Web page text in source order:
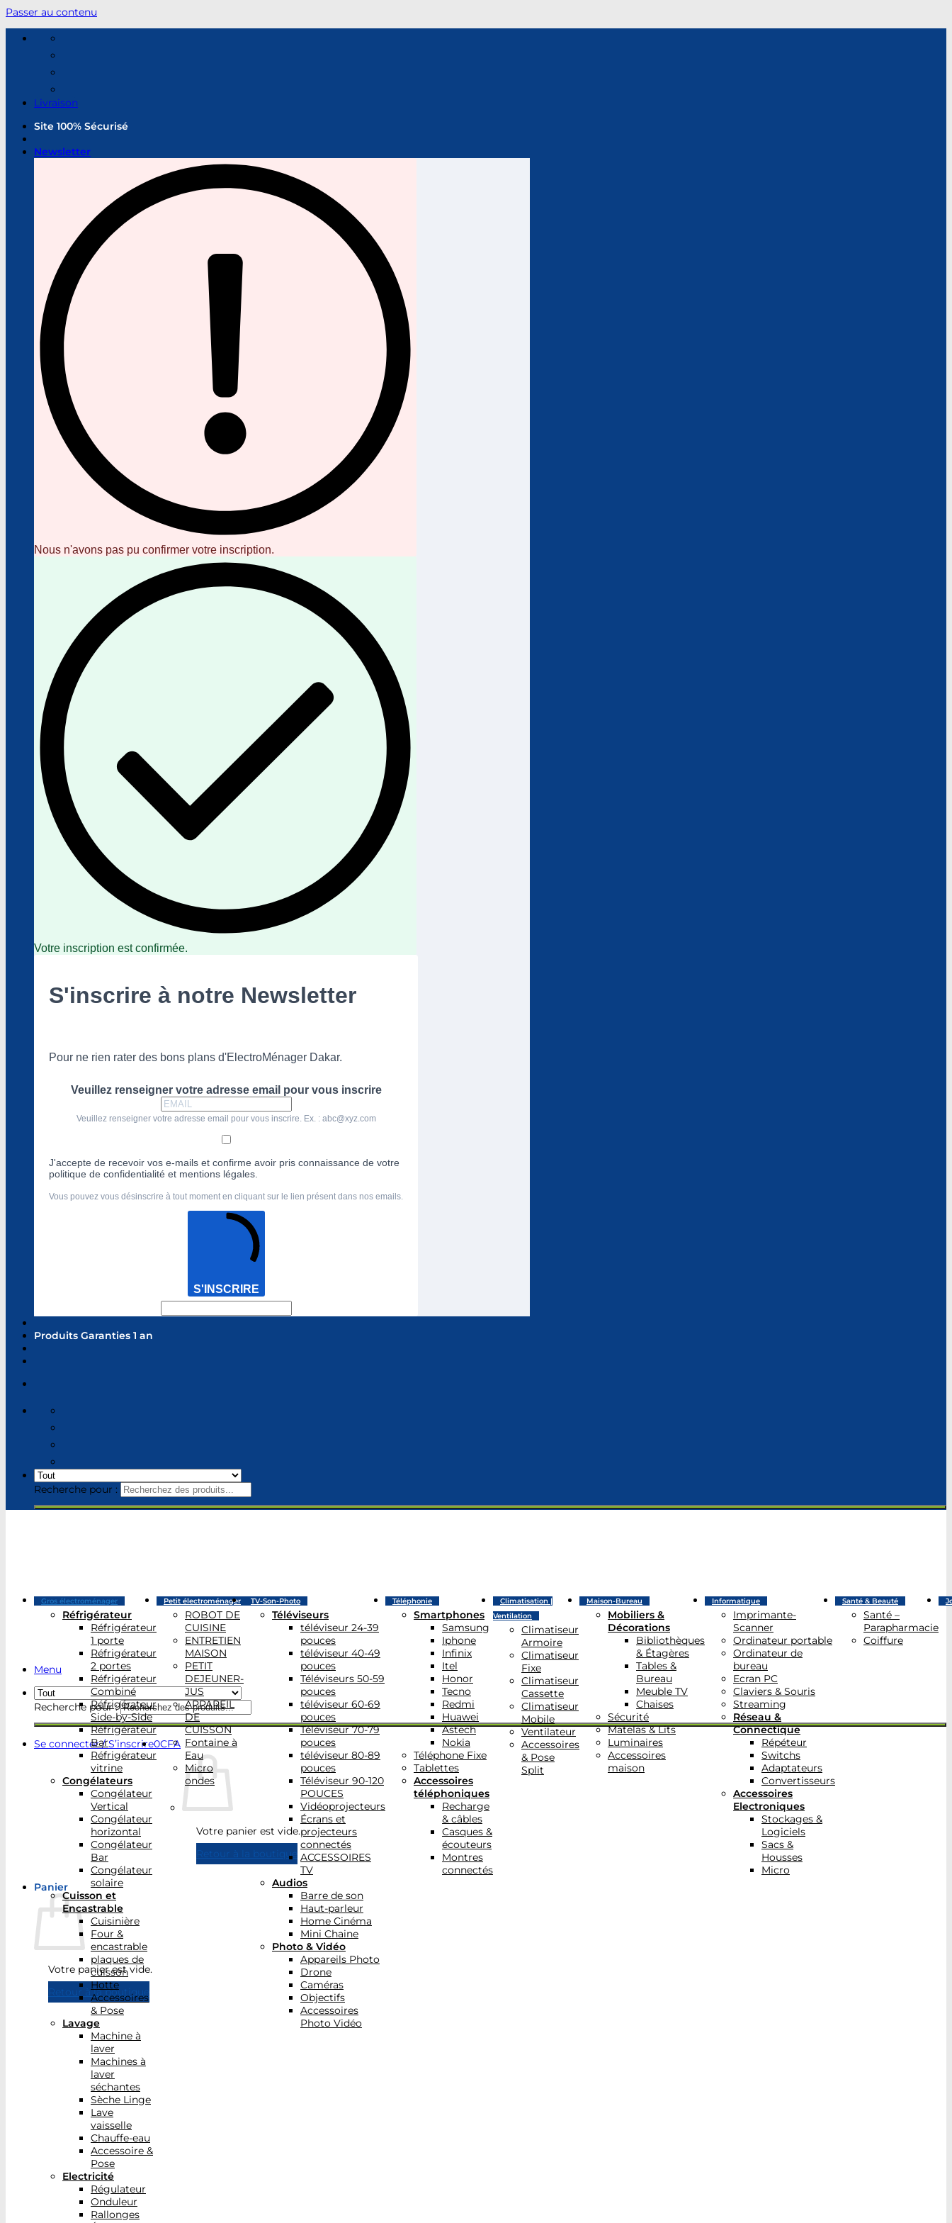
Passer au contenu
Livraison
Site 100% Sécurisé
Newsletter
Nous n'avons pas pu confirmer votre inscription.
Votre inscription est confirmée.
S'inscrire à notre Newsletter
Pour ne rien rater des bons plans d'ElectroMénager Dakar.
Veuillez renseigner votre adresse email pour vous inscrire
Veuillez renseigner votre adresse email pour vous inscrire. Ex. : abc@xyz.com
J'accepte de recevoir vos e-mails et confirme avoir pris connaissance de votre
politique de confidentialité et mentions légales.
Vous pouvez vous désinscrire à tout moment en cliquant sur le lien présent dans nos emails.
S'INSCRIRE
Produits Garanties 1 an
Recherche pour :
Menu
Recherche pour :
Se connecter / S’inscrire0CFA
Votre panier est vide.
Retour à la boutique
Panier
Votre panier est vide.
Retour à la boutique
Gros électroménager
Réfrigérateur
Réfrigérateur
1 porte
Réfrigérateur
2 portes
Réfrigérateur
Combiné
Réfrigérateur
Side-by-Side
Réfrigérateur
Bar
Réfrigérateur
vitrine
Congélateurs
Congélateur
Vertical
Congélateur
horizontal
Congélateur
Bar
Congélateur
solaire
Cuisson et
Encastrable
Cuisinière
Four &
encastrable
plaques de
cuisson
Hotte
Accessoires
& Pose
Lavage
Machine à
laver
Machines à
laver
séchantes
Sèche Linge
Lave
vaisselle
Chauffe-eau
Accessoire &
Pose
Electricité
Régulateur
Onduleur
Rallonges
Petit électroménager
ROBOT DE
CUISINE
ENTRETIEN
MAISON
PETIT
DEJEUNER-
JUS
APPAREIL
DE
CUISSON
Fontaine à
Eau
Micro
ondes
TV-Son-Photo
Téléviseurs
téléviseur 24-39
pouces
téléviseur 40-49
pouces
Téléviseurs 50-59
pouces
téléviseur 60-69
pouces
Téléviseur 70-79
pouces
téléviseur 80-89
pouces
Téléviseur 90-120
POUCES
Vidéoprojecteurs
Écrans et
projecteurs
connectés
ACCESSOIRES
TV
Audios
Barre de son
Haut-parleur
Home Cinéma
Mini Chaine
Photo & Vidéo
Appareils Photo
Drone
Caméras
Objectifs
Accessoires
Photo Vidéo
Téléphonie
Smartphones
Samsung
Iphone
Infinix
Itel
Honor
Tecno
Redmi
Huawei
Astech
Nokia
Téléphone Fixe
Tablettes
Accessoires
téléphoniques
Recharge
& câbles
Casques &
écouteurs
Montres
connectés
Climatisation |
Ventilation
Climatiseur
Armoire
Climatiseur
Fixe
Climatiseur
Cassette
Climatiseur
Mobile
Ventilateur
Accessoires
& Pose
Split
Maison-Bureau
Mobiliers &
Décorations
Bibliothèques
& Étagères
Tables &
Bureau
Meuble TV
Chaises
Sécurité
Matelas & Lits
Luminaires
Accessoires
maison
Informatique
Imprimante-
Scanner
Ordinateur portable
Ordinateur de
bureau
Ecran PC
Claviers & Souris
Streaming
Réseau &
Connectique
Répéteur
Switchs
Adaptateurs
Convertisseurs
Accessoires
Electroniques
Stockages &
Logiciels
Sacs &
Housses
Micro
Santé & Beauté
Santé –
Parapharmacie
Coiffure